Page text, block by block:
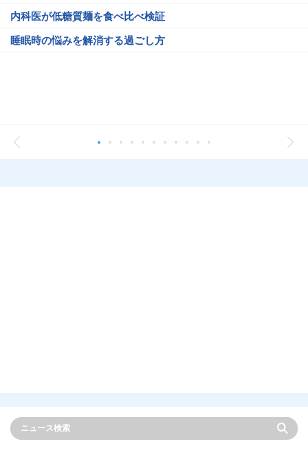
内科医が低糖質麺を食べ比べ検証
睡眠時の悩みを解消する過ごし方